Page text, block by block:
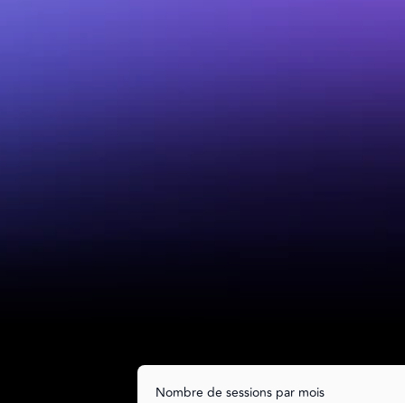
Nombre de sessions par mois